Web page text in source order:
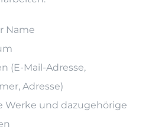
Name
(E-Mail-Adresse,
Adresse)
Werke und dazugehörige